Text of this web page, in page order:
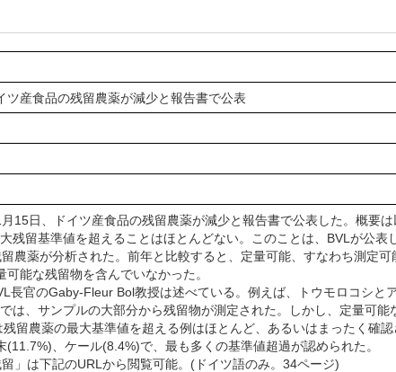
ツ産食品の残留農薬が減少と報告書で公表
日、ドイツ産食品の残留農薬が減少と報告書で公表した。概要は
留基準値を超えることはほとんどない。このことは、BVLが公表
農薬が分析された。前年と比較すると、定量可能、すなわち測定
能な残留物を含んでいなかった。
官のGaby-Fleur Bol教授は述べている。例えば、トウモロコシと
は、サンプルの大部分から残留物が測定された。しかし、定量可
留農薬の最大基準値を超える例はほとんど、あるいはまったく確
、ケール(8.4%)で、最も多くの基準値超過が認められた。
」は下記のURLから閲覧可能。(ドイツ語のみ。34ページ)